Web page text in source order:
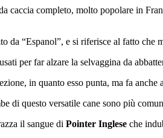
caccia completo, molto popolare in
da “Espanol”, e si riferisce al fatto che
per far alzare la selvaggina da
in quanto esso punta, ma fa
di questo versatile cane sono più
il sangue di Pointer Inglese che